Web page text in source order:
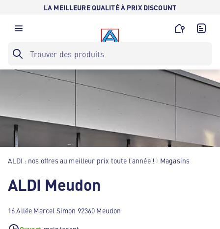
LA MEILLEURE QUALITÉ À PRIX DISCOUNT
ALDI : nos offres au meilleur prix toute l’année ! Magasins
ALDI Meudon
16 Allée Marcel Simon 92360 Meudon